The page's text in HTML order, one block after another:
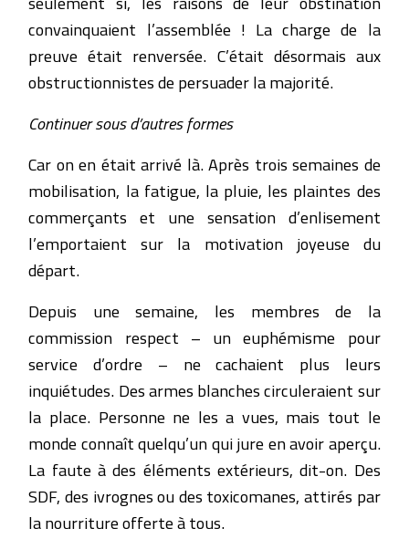
convainquaient l’assemblée ! La charge de la
preuve était renversée. C’était désormais aux
obstructionnistes de persuader la majorité.
Continuer sous d’autres formes
Car on en était arrivé là. Après trois semaines de
mobilisation, la fatigue, la pluie, les plaintes des
commerçants et une sensation d’enlisement
l’emportaient sur la motivation joyeuse du
départ.
Depuis une semaine, les membres de la
commission respect – un euphémisme pour
service d’ordre – ne cachaient plus leurs
inquiétudes. Des armes blanches circuleraient sur
la place. Personne ne les a vues, mais tout le
monde connaît quelqu’un qui jure en avoir aperçu.
La faute à des éléments extérieurs, dit-on. Des
SDF, des ivrognes ou des toxicomanes, attirés par
la nourriture offerte à tous.